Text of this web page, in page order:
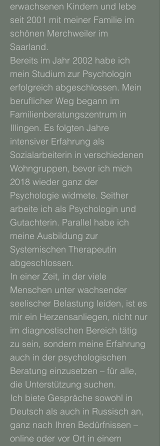
erwachsenen Kindern und lebe
seit 2001 mit meiner Familie im
schönen Merchweiler im
Saarland.
Bereits im Jahr 2002 habe ich
mein Studium zur Psychologin
erfolgreich abgeschlossen. Mein
beruflicher Weg begann im
Familienberatungszentrum in
Illingen. Es folgten Jahre
intensiver Erfahrung als
Sozialarbeiterin in verschiedenen
Wohngruppen, bevor ich mich
2018 wieder ganz der
Psychologie widmete. Seither
arbeite ich als Psychologin und
Gutachterin. Parallel habe ich
meine Ausbildung zur
Systemischen Therapeutin
abgeschlossen.
In einer Zeit, in der viele
Menschen unter wachsender
seelischer Belastung leiden, ist es
mir ein Herzensanliegen, nicht nur
im diagnostischen Bereich tätig
zu sein, sondern meine Erfahrung
auch in der psychologischen
Beratung einzusetzen – für alle,
die Unterstützung suchen.
Ich biete Gespräche sowohl in
Deutsch als auch in Russisch an,
ganz nach Ihren Bedürfnissen –
online oder vor Ort in einem